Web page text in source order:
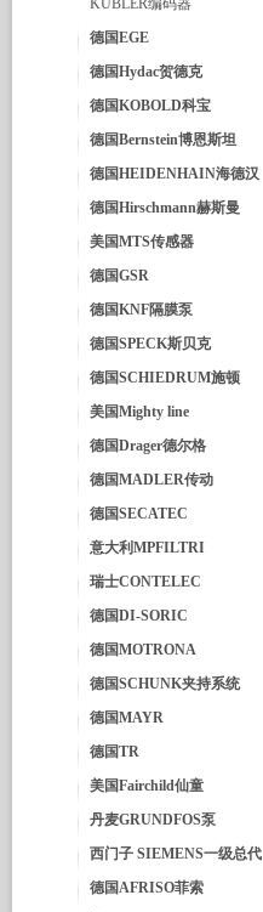
KUBLER编码器
德国EGE
德国Hydac贺德克
德国KOBOLD科宝
德国Bernstein博恩斯坦
德国HEIDENHAIN海德汉
德国Hirschmann赫斯曼
美国MTS传感器
德国GSR
德国KNF隔膜泵
德国SPECK斯贝克
德国SCHIEDRUM施顿
美国Mighty line
德国Drager德尔格
德国MADLER传动
德国SECATEC
意大利MPFILTRI
瑞士CONTELEC
德国DI-SORIC
德国MOTRONA
德国SCHUNK夹持系统
德国MAYR
德国TR
美国Fairchild仙童
丹麦GRUNDFOS泵
西门子 SIEMENS一级总代
德国AFRISO菲索